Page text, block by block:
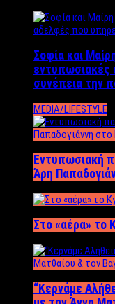
Σοφία και
εντυπωσιακές
συνέπεια την
MEDIA/LIFESTYLE
Εντυπωσιακή
Άρη
Στο «αέρα» το
“Kερνάμε